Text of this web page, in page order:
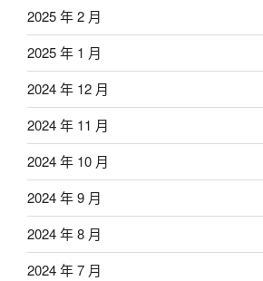
2025 年 2 月
2025 年 1 月
2024 年 12 月
2024 年 11 月
2024 年 10 月
2024 年 9 月
2024 年 8 月
2024 年 7 月